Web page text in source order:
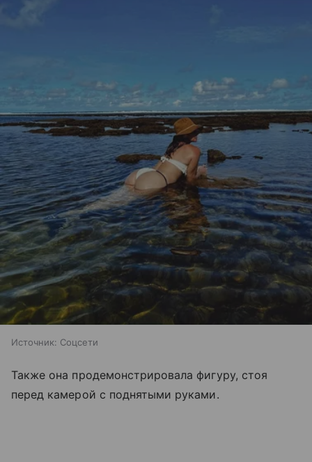
Источник: Соцсети
Также она продемонстрировала фигуру, стоя
перед камерой с поднятыми руками.